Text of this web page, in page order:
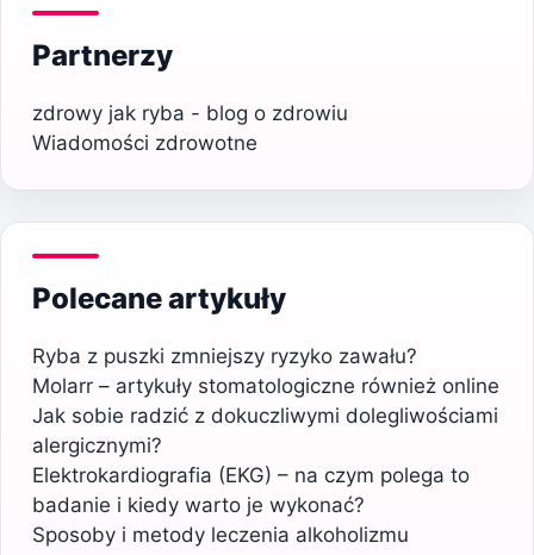
Partnerzy
zdrowy jak ryba - blog o zdrowiu
Wiadomości zdrowotne
Polecane artykuły
Ryba z puszki zmniejszy ryzyko zawału?
Molarr – artykuły stomatologiczne również online
Jak sobie radzić z dokuczliwymi dolegliwościami
alergicznymi?
Elektrokardiografia (EKG) – na czym polega to
badanie i kiedy warto je wykonać?
Sposoby i metody leczenia alkoholizmu